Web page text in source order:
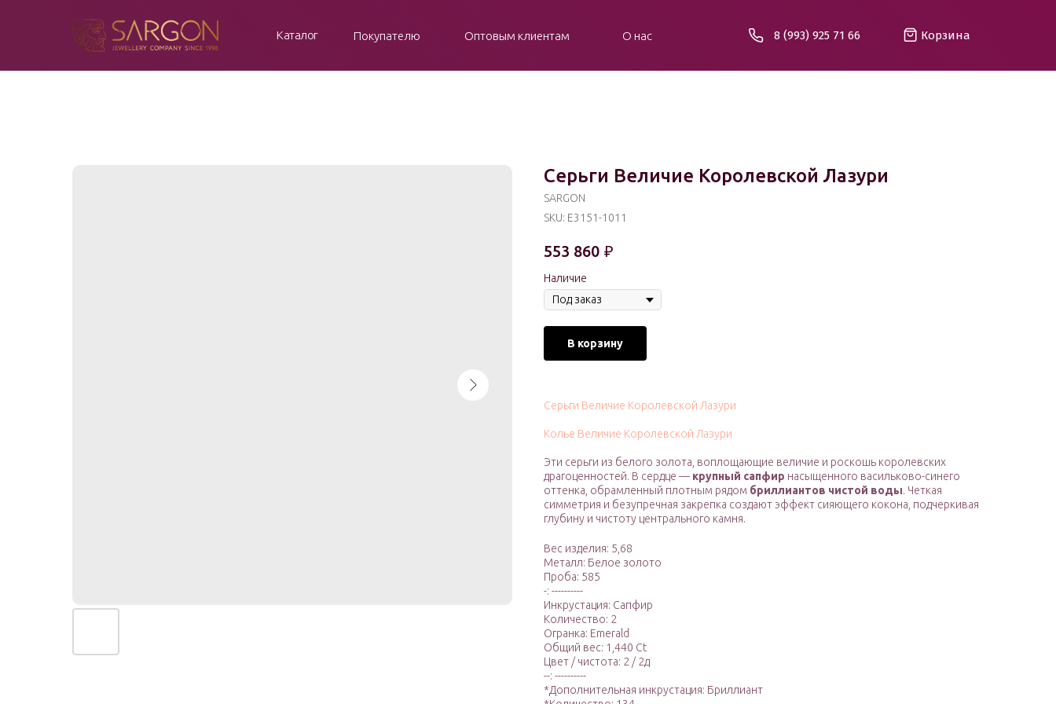
8 (993) 925 71 66 Корзина
О нас
Покупателю Оптовым клиентам
Каталог
Серьги Величие Королевской Лазури
SARGON
SKU: E3151-1011
553 860 ₽
Наличие
В корзину
Серьги Величие Королевской Лазури
Колье Величие Королевской Лазури
Эти серьги из белого золота, воплощающие величие и роскошь королевских
драгоценностей. В сердце — крупный сапфир насыщенного васильково-синего
оттенка, обрамленный плотным рядом бриллиантов чистой воды. Четкая
симметрия и безупречная закрепка создают эффект сияющего кокона, подчеркивая
глубину и чистоту центрального камня.
Вес изделия: 5,68
Металл: Белое золото
Проба: 585
-: ----------
Инкрустация: Сапфир
Количество: 2
Огранка: Emerald
Общий вес: 1,440 Ct
Цвет / чистота: 2 / 2д
--: ----------
*Дополнительная инкрустация: Бриллиант